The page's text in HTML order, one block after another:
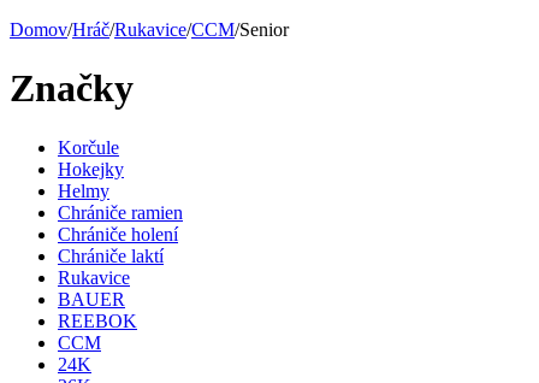
Domov/Hráč/Rukavice/CCM/Senior
Značky
Korčule
Hokejky
Helmy
Chrániče ramien
Chrániče holení
Chrániče laktí
Rukavice
BAUER
REEBOK
CCM
24K